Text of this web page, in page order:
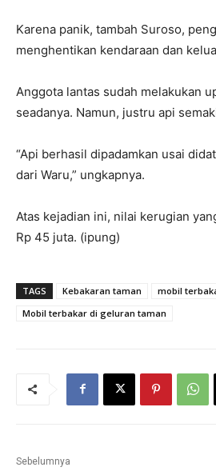
Karena panik, tambah Suroso,
menghentikan kendaraan dan
Anggota lantas sudah melakukan
seadanya. Namun, justru api
“Api berhasil dipadamkan usai
dari Waru,” ungkapnya.
Atas kejadian ini, nilai kerugian
Rp 45 juta. (ipung)
TAGS Kebakaran taman
mobil
Mobil terbakar di geluran taman
Sebelumnya